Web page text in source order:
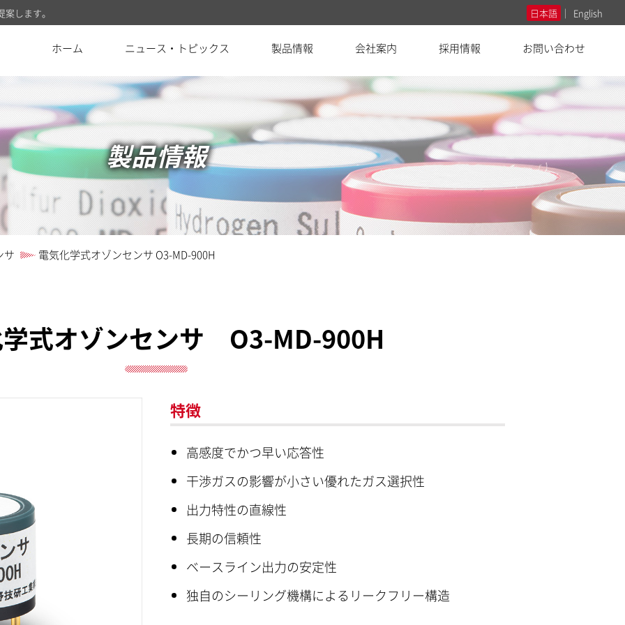
します。 日本語 English
ホーム ニュース・トピックス 製品情報 会社案内 採用情報 お問い合わせ
製品情報
サ 電気化学式オゾンセンサ O3-MD-900H
式オゾンセンサ O3-MD-900H
特徴
高感度でかつ早い応答性
干渉ガスの影響が小さい優れたガス選択性
出力特性の直線性
長期の信頼性
ベースライン出力の安定性
独自のシーリング機構によるリークフリー構造